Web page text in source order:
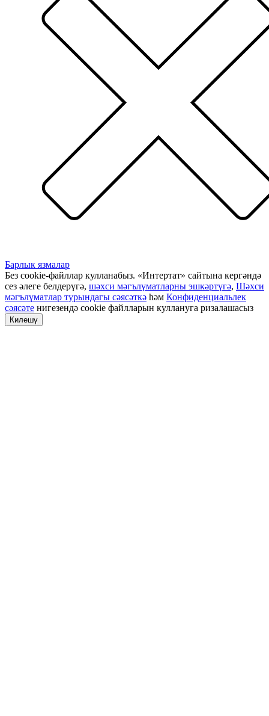
Барлык язмалар
Без cookie-файллар кулланабыз. «Интертат» сайтына кергәндә
сез әлеге белдерүгә, шәхси мәгълүматларны эшкәртүгә, Шәхси
мәгълүматлар турындагы сәясәткә һәм Конфиденциальлек
сәясәте нигезендә cookie файлларын куллануга ризалашасыз
Килешү